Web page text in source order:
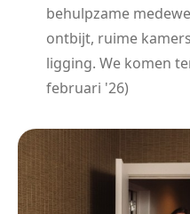
behulpzame
ontbijt, ruime
ligging. We komen
februari '26)